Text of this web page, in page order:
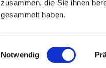
zusammen, die Sie ihnen
gesammelt haben.
i
Notwendig
